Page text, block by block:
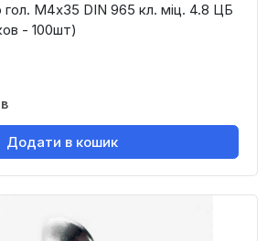
гол. М4х35 DIN 965 кл. міц. 4.8 ЦБ
- 100шт)
Додати в кошик